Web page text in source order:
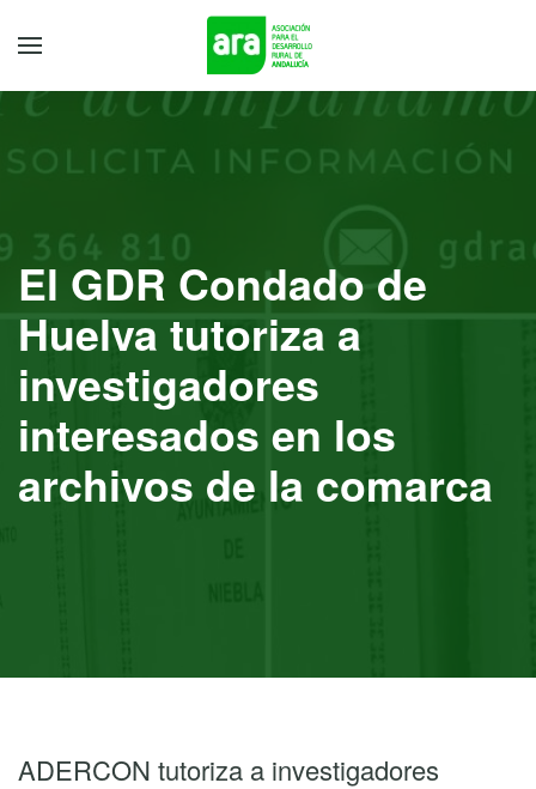
El GDR Condado de
Huelva tutoriza a
investigadores
interesados en los
archivos de la comarca
ADERCON tutoriza a investigadores